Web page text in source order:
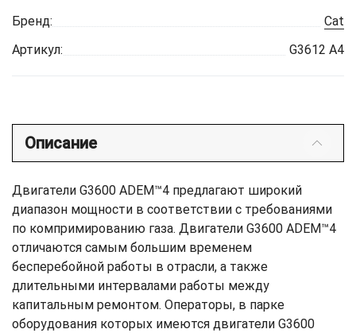
Бренд:
Cat
Артикул:
G3612 A4
Описание
Двигатели G3600 ADEM™4 предлагают широкий
диапазон мощности в соответствии с требованиями
по компримированию газа. Двигатели G3600 ADEM™4
отличаются самым большим временем
бесперебойной работы в отрасли, а также
длительными интервалами работы между
капитальным ремонтом. Операторы, в парке
оборудования которых имеются двигатели G3600